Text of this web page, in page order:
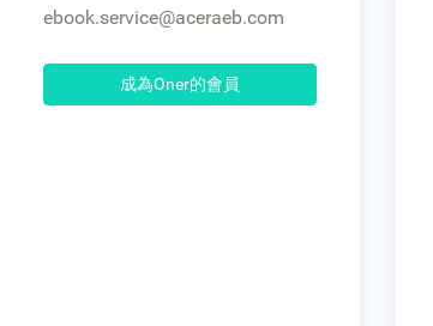
ebook.service@aceraeb.com
成為Oner的會員